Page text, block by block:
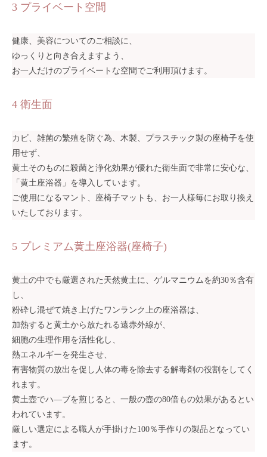
3 プライベート空間
健康、美容についてのご相談に、
ゆっくりと向き合えますよう、
お一人だけのプライベートな空間でご利用頂けます。
4 衛生面
カビ、雑菌の繁殖を防ぐ為、木製、プラスチック製の座椅子を使
用せず、
黄土そのものに殺菌と浄化効果が優れた衛生面で非常に安心な、
「黄土座浴器」を導入しています。
ご使用になるマント、座椅子マットも、お一人様毎にお取り換え
いたしております。
5 プレミアム黄土座浴器(座椅子)
黄土の中でも厳選された天然黄土に、ゲルマニウムを約30％含有
し、
粉砕し混ぜて焼き上げたワンランク上の座浴器は、
加熱すると黄土から放たれる遠赤外線が、
細胞の生理作用を活性化し、
熱エネルギーを発生させ、
有害物質の放出を促し人体の毒を除去する解毒剤の役割をしてく
れます。
黄土壺でハ—ブを煎じると、一般の壺の80倍もの効果があるとい
われています。
厳しい選定による職人が手掛けた100％手作りの製品となってい
ます。